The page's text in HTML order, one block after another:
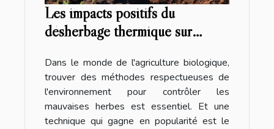
Les impacts positifs du
désherbage thermique sur
Dans le monde de l'agriculture biologique,
trouver des méthodes respectueuses de
l'environnement pour contrôler les
mauvaises herbes est essentiel. Et une
technique qui gagne en popularité est le